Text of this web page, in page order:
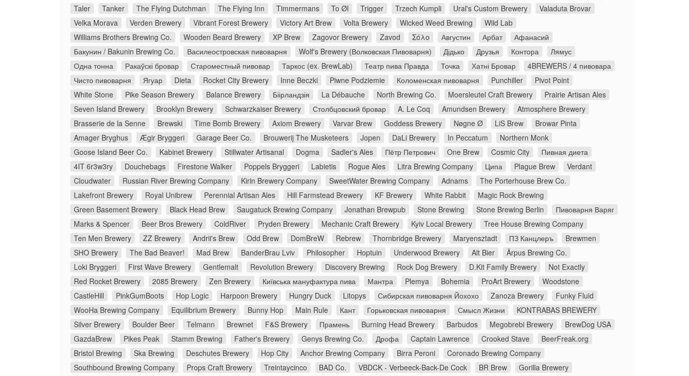
Taler
Tanker The Flying Dutchman The Flying Inn Timmermans To Øl Trigger Trzech Kumpli Ural's Custom Brewery
Valaduta Brovar
Velka Morava
Verden Brewery Vibrant Forest Brewery Victory Art Brew Volta Brewery Wicked Weed Brewing
Wild Lab
Williams Brothers Brewing Co.
Wooden Beard Brewery XP Brew Zagovor Brewery Zavod Σόλο Августин Арбат
Афанасий
Бакунин / Bakunin Brewing Co.
Василеостровская пивоварня Wolf's Brewery (Волковская Пивоварня) Дідько Друзья Контора
Лямус
Одна тонна
Ракаўскі бровар Староместный пивовар Таркос (ex. BrewLab) Театр пива Правда Точка Хатні Бровар
4BREWERS / 4 пивовара
Чисто пивоварня
Ягуар Dieta Rocket City Brewery Inne Beczki Piwne Podziemie Коломенская пивоварня Punchiller
Pivot Point
White Stone
Pike Season Brewery Balance Brewery Біірландзія La Débauche North Brewing Co. Moersleutel Craft Brewery
Prairie Artisan Ales
Seven Island Brewery
Brooklyn Brewery Schwarzkaiser Brewery Столбцовский бровар A. Le Coq Amundsen Brewery
Atmosphere Brewery
Brasserie de la Senne
Brewski Time Bomb Brewery Axiom Brewery Varvar Brew Goddess Brewery Nøgne Ø LiS Brew
Browar Pinta
Amager Bryghus
Ægir Bryggeri Garage Beer Co. Brouwerij The Musketeers Jopen DaLi Brewery In Peccatum
Northern Monk
Goose Island Beer Co.
Kabinet Brewery Stillwater Artisanal Dogma Sadler's Ales Пётр Петрович One Brew Cosmic City
Пивная диета
4IT 6r3w3ry
Douchebags Firestone Walker Poppels Bryggeri Labietis Rogue Ales Litra Brewing Company Ципа Plague Brew
Verdant
Cloudwater
Russian River Brewing Company Kirin Brewery Company SweetWater Brewing Company Adnams
The Porterhouse Brew Co.
Lakefront Brewery
Royal Unibrew Perennial Artisan Ales Hill Farmstead Brewery KF Brewery White Rabbit
Magic Rock Brewing
Green Basement Brewery
Black Head Brew Saugatuck Brewing Company Jonathan Brewpub Stone Brewing Stone Brewing Berlin
Пивоварня Варяг
Marks & Spencer
Beer Bros Brewery ColdRiver Pryden Brewery Mechanic Craft Brewery Kyiv Local Brewery
Tree House Brewing Company
Ten Men Brewery
ZZ Brewery Andrii's Brew Odd Brew DomBreW Rebrew Thornbridge Brewery Maryensztadt ПЗ Канцлеръ
Brewmen
SHO Brewery
The Bad Beaver! Mad Brew BanderBrau Lviv Philosopher Hoptuin Underwood Brewery Alt Bier
Ārpus Brewing Co.
Loki Bryggeri
First Wave Brewery Gentlemalt Revolution Brewery Discovery Brewing Rock Dog Brewery D.Kit Family Brewery
Not Exactly
Red Rocket Brewery
2085 Brewery Zen Brewery Київська мануфактура пива Мантра Plemya Bohemia ProArt Brewery
Woodstone
CastleHill
PinkGumBoots Hop Logic Harpoon Brewery Hungry Duck Litopys Сибирская пивоварня Йохохо Zanoza Brewery
Funky Fluid
WooHa Brewing Company
Equilibrium Brewery Bunny Hop Main Rule Кант Горьковская пивоварня Смысл Жизни
KONTRABAS BREWERY
Silver Brewery
Boulder Beer Telmann Brewnet F&S Brewery Прамень Burning Head Brewery Barbudos Megobrebi Brewery
BrewDog USA
GazdaBrew
Pikes Peak Stamm Brewing Father's Brewery Genys Brewing Co. Дрофа Captain Lawrence Crooked Stave
BeerFreak.org
Bristol Brewing
Ska Brewing Deschutes Brewery Hop City Anchor Brewing Company Birra Peroni
Coronado Brewing Company
Southbound Brewing Company
Props Craft Brewery Treintaycinco BAD Co. VBDCK - Verbeeck-Back-De Cock BR Brew
Gorilla Brewery